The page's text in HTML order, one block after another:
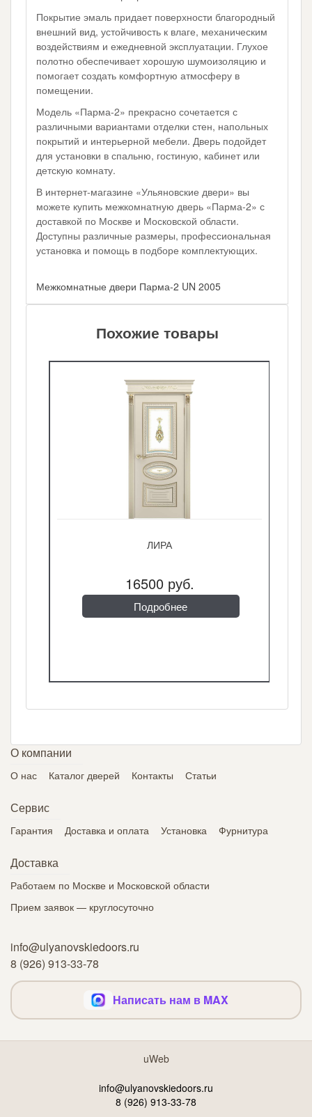
Покрытие эмаль придает поверхности благородный
внешний вид, устойчивость к влаге, механическим
воздействиям и ежедневной эксплуатации. Глухое
полотно обеспечивает хорошую шумоизоляцию и
помогает создать комфортную атмосферу в
помещении.
Модель «Парма-2» прекрасно сочетается с
различными вариантами отделки стен, напольных
покрытий и интерьерной мебели. Дверь подойдет
для установки в спальню, гостиную, кабинет или
детскую комнату.
В интернет-магазине «Ульяновские двери» вы
можете купить межкомнатную дверь «Парма-2» с
доставкой по Москве и Московской области.
Доступны различные размеры, профессиональная
установка и помощь в подборе комплектующих.
Межкомнатные двери Парма-2 UN 2005
Похожие товары
ЛИРА
16500 руб.
Подробнее
О компании
О нас Каталог дверей Контакты Статьи
Сервис
Гарантия Доставка и оплата Установка Фурнитура
Доставка
Работаем по Москве и Московской области
Прием заявок — круглосуточно
info@ulyanovskiedoors.ru
8 (926) 913-33-78
Написать нам в MAX
uWeb
info@ulyanovskiedoors.ru
8 (926) 913-33-78